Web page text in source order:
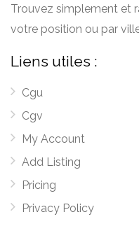
Trouvez simplement et
votre position ou par
Liens utiles :
Cgu
Cgv
My Account
Add Listing
Pricing
Privacy Policy